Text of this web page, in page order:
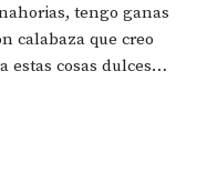
tengo ganas
calabaza que creo
estas cosas dulces…